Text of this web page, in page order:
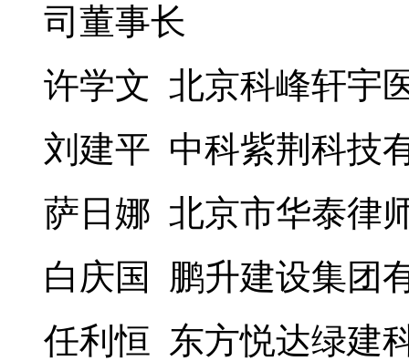
司董事长
许学文 北京科峰轩宇
刘建平 中科紫荆科技
萨日娜 北京市华泰律
白庆国 鹏升建设集团
任利恒 东方悦达绿建